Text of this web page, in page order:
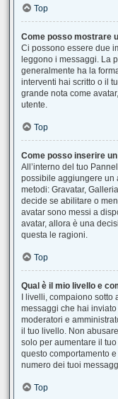
Top
Come posso mostrare
Ci possono essere due
leggono i messaggi. La
generalmente ha la
interventi hai scritto o il
grande nota come
utente.
Top
Come posso inserire
All’interno del tuo
possibile aggiungere un
metodi: Gravatar,
decide se abilitare o
avatar sono messi a
avatar, allora è una
questa le ragioni.
Top
Qual è il mio livello e
I livelli, compaiono
messaggi che hai
moderatori e
il tuo livello. Non
solo per aumentare il
questo comportamento
numero dei tuoi
Top